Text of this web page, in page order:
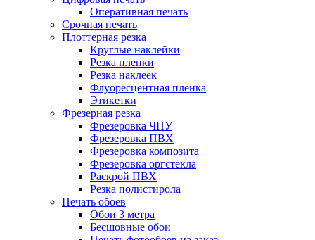
Оперативная печать
Срочная печать
Плоттерная резка
Круглые наклейки
Резка пленки
Резка наклеек
Флуоресцентная пленка
Этикетки
Фрезерная резка
Фрезеровка ЧПУ
Фрезеровка ПВХ
Фрезеровка композита
Фрезеровка оргстекла
Раскрой ПВХ
Резка полистирола
Печать обоев
Обои 3 метра
Бесшовные обои